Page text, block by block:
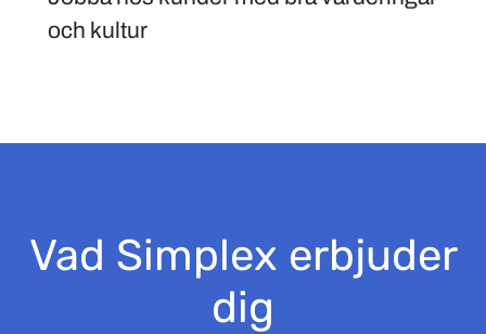
och kultur
Vad Simplex erbjuder
dig